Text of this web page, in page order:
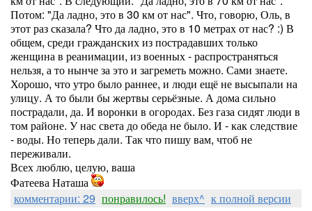
Потом: "Да ладно, это в 30 км от нас". Что, говорю, Оль, в
этот раз сказала? Что да ладно, это в 10 метрах от нас? :) В
общем, среди гражданских из пострадавших только
женщина в реанимации, из военных - распространяться
нельзя, а то нынче за это и загреметь можно. Сами знаете.
Хорошо, что утро было раннее, и люди ещё не высыпали на
улицу. А то были бы жертвы серьёзные. А дома сильно
пострадали, да. И воронки в огородах. Без газа сидят люди в
том районе. У нас света до обеда не было. И - как следствие
- воды. Но теперь дали. Так что пишу вам, чтоб не
переживали.
Всех люблю, целую, ваша
Фатеева Наташа
комментарии: 29 понравилось! вверх^ к полной версии